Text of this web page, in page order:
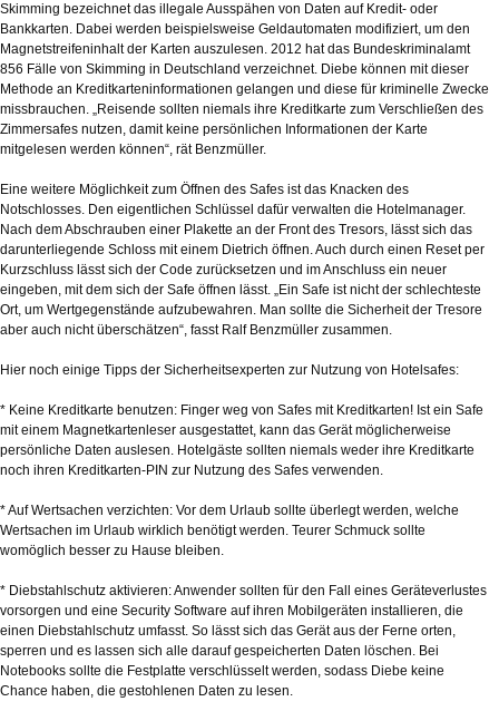
Skimming bezeichnet das illegale Ausspähen von Daten auf Kredit- oder
Bankkarten. Dabei werden beispielsweise Geldautomaten modifiziert, um den
Magnetstreifeninhalt der Karten auszulesen. 2012 hat das Bundeskriminalamt
856 Fälle von Skimming in Deutschland verzeichnet. Diebe können mit dieser
Methode an Kreditkarteninformationen gelangen und diese für kriminelle Zwecke
missbrauchen. „Reisende sollten niemals ihre Kreditkarte zum Verschließen des
Zimmersafes nutzen, damit keine persönlichen Informationen der Karte
mitgelesen werden können“, rät Benzmüller.
Eine weitere Möglichkeit zum Öffnen des Safes ist das Knacken des
Notschlosses. Den eigentlichen Schlüssel dafür verwalten die Hotelmanager.
Nach dem Abschrauben einer Plakette an der Front des Tresors, lässt sich das
darunterliegende Schloss mit einem Dietrich öffnen. Auch durch einen Reset per
Kurzschluss lässt sich der Code zurücksetzen und im Anschluss ein neuer
eingeben, mit dem sich der Safe öffnen lässt. „Ein Safe ist nicht der schlechteste
Ort, um Wertgegenstände aufzubewahren. Man sollte die Sicherheit der Tresore
aber auch nicht überschätzen“, fasst Ralf Benzmüller zusammen.
Hier noch einige Tipps der Sicherheitsexperten zur Nutzung von Hotelsafes:
* Keine Kreditkarte benutzen: Finger weg von Safes mit Kreditkarten! Ist ein Safe
mit einem Magnetkartenleser ausgestattet, kann das Gerät möglicherweise
persönliche Daten auslesen. Hotelgäste sollten niemals weder ihre Kreditkarte
noch ihren Kreditkarten-PIN zur Nutzung des Safes verwenden.
* Auf Wertsachen verzichten: Vor dem Urlaub sollte überlegt werden, welche
Wertsachen im Urlaub wirklich benötigt werden. Teurer Schmuck sollte
womöglich besser zu Hause bleiben.
* Diebstahlschutz aktivieren: Anwender sollten für den Fall eines Geräteverlustes
vorsorgen und eine Security Software auf ihren Mobilgeräten installieren, die
einen Diebstahlschutz umfasst. So lässt sich das Gerät aus der Ferne orten,
sperren und es lassen sich alle darauf gespeicherten Daten löschen. Bei
Notebooks sollte die Festplatte verschlüsselt werden, sodass Diebe keine
Chance haben, die gestohlenen Daten zu lesen.